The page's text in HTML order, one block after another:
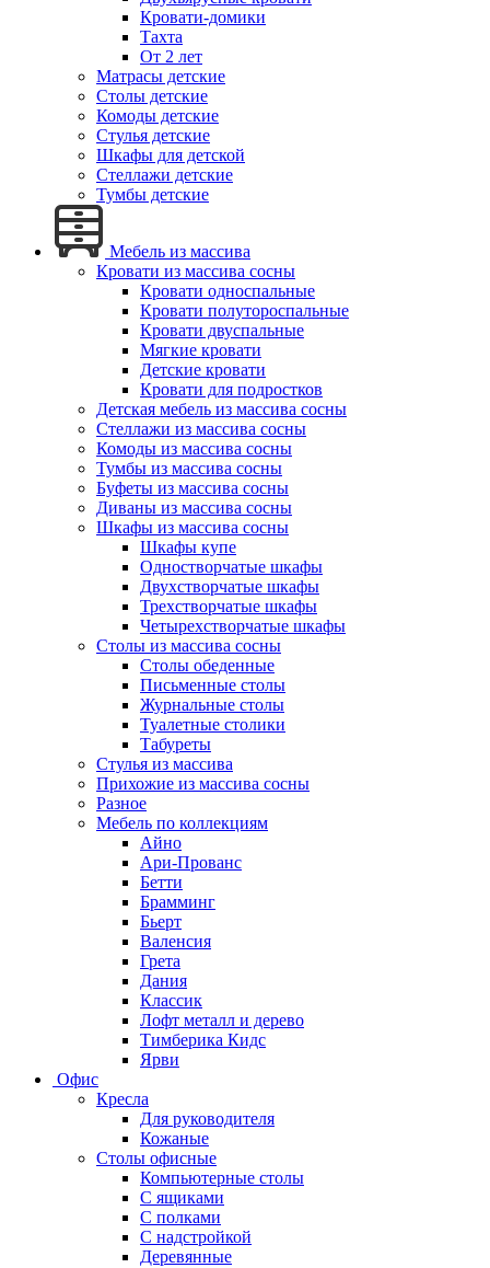
Кровати-домики
Тахта
От 2 лет
Матрасы детские
Столы детские
Комоды детские
Стулья детские
Шкафы для детской
Стеллажи детские
Тумбы детские
Мебель из массива
Кровати из массива сосны
Кровати односпальные
Кровати полутороспальные
Кровати двуспальные
Мягкие кровати
Детские кровати
Кровати для подростков
Детская мебель из массива сосны
Стеллажи из массива сосны
Комоды из массива сосны
Тумбы из массива сосны
Буфеты из массива сосны
Диваны из массива сосны
Шкафы из массива сосны
Шкафы купе
Одностворчатые шкафы
Двухстворчатые шкафы
Трехстворчатые шкафы
Четырехстворчатые шкафы
Столы из массива сосны
Столы обеденные
Письменные столы
Журнальные столы
Туалетные столики
Табуреты
Стулья из массива
Прихожие из массива сосны
Разное
Мебель по коллекциям
Айно
Ари-Прованс
Бетти
Брамминг
Бьерт
Валенсия
Грета
Дания
Классик
Лофт металл и дерево
Тимберика Кидс
Ярви
Офис
Кресла
Для руководителя
Кожаные
Столы офисные
Компьютерные столы
С ящиками
С полками
С надстройкой
Деревянные